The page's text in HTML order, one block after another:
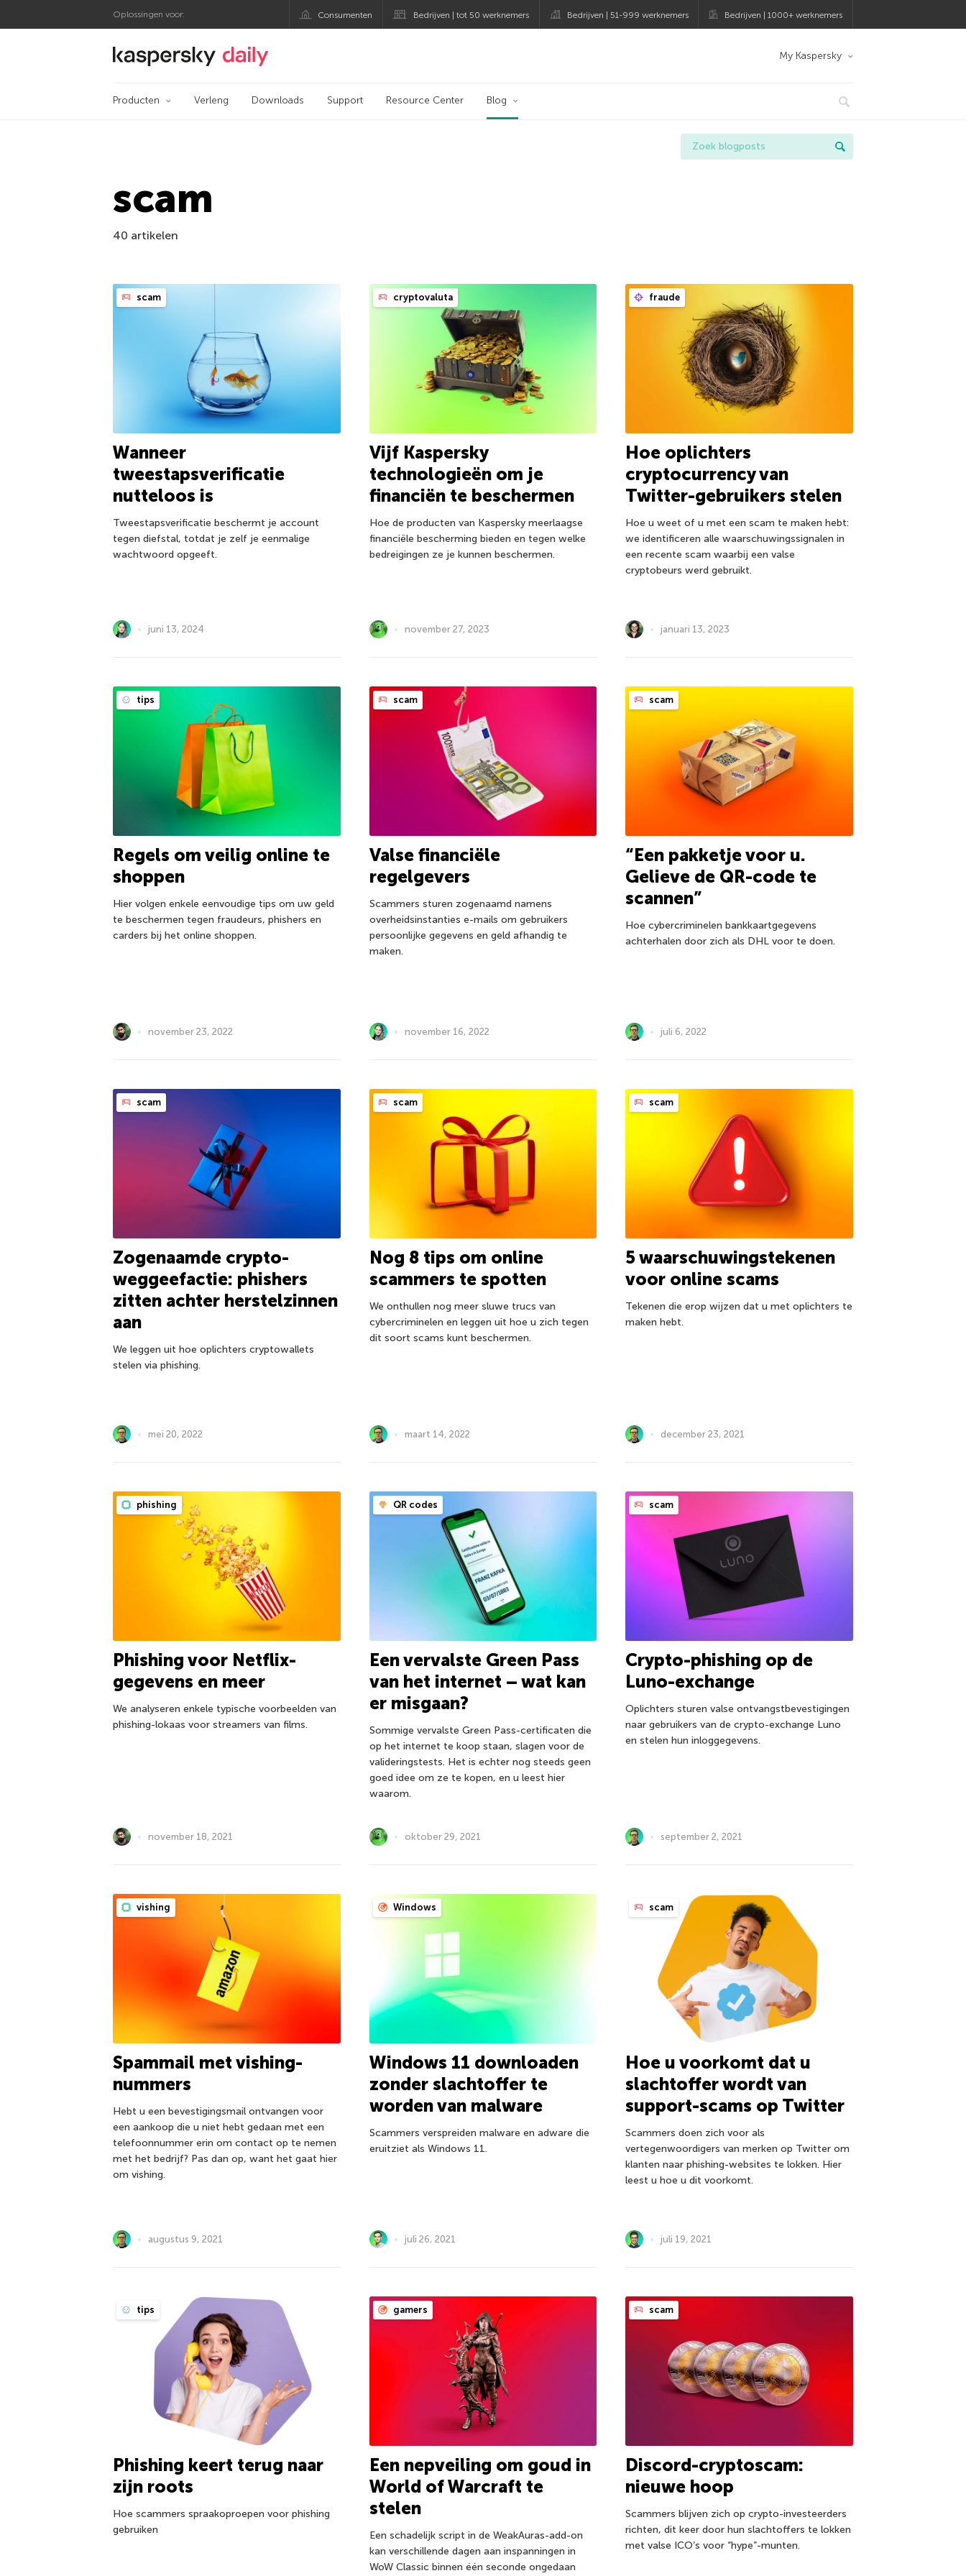
Oplossingen voor: Consumenten Bedrijven | tot 50 werknemers Bedrijven | 51-999 werknemers Bedrijven | 1000+ werknemers
Kaspersky official blog My Kaspersky
Producten Verleng Downloads Support Resource Center Blog
scam
40 artikelen
scam
Wanneer
tweestapsverificatie
nutteloos is
Tweestapsverificatie beschermt je account
tegen diefstal, totdat je zelf je eenmalige
wachtwoord opgeeft.
juni 13, 2024
cryptovaluta
Vijf Kaspersky
technologieën om je
financiën te beschermen
Hoe de producten van Kaspersky meerlaagse
financiële bescherming bieden en tegen welke
bedreigingen ze je kunnen beschermen.
november 27, 2023
fraude
Hoe oplichters
cryptocurrency van
Twitter-gebruikers stelen
Hoe u weet of u met een scam te maken hebt:
we identificeren alle waarschuwingssignalen in
een recente scam waarbij een valse
cryptobeurs werd gebruikt.
januari 13, 2023
tips
Regels om veilig online te
shoppen
Hier volgen enkele eenvoudige tips om uw geld
te beschermen tegen fraudeurs, phishers en
carders bij het online shoppen.
november 23, 2022
scam
Valse financiële
regelgevers
Scammers sturen zogenaamd namens
overheidsinstanties e-mails om gebruikers
persoonlijke gegevens en geld afhandig te
maken.
november 16, 2022
scam
“Een pakketje voor u.
Gelieve de QR-code te
scannen”
Hoe cybercriminelen bankkaartgegevens
achterhalen door zich als DHL voor te doen.
juli 6, 2022
scam
Zogenaamde crypto-
weggeefactie: phishers
zitten achter herstelzinnen
aan
We leggen uit hoe oplichters cryptowallets
stelen via phishing.
mei 20, 2022
scam
Nog 8 tips om online
scammers te spotten
We onthullen nog meer sluwe trucs van
cybercriminelen en leggen uit hoe u zich tegen
dit soort scams kunt beschermen.
maart 14, 2022
scam
5 waarschuwingstekenen
voor online scams
Tekenen die erop wijzen dat u met oplichters te
maken hebt.
december 23, 2021
phishing
Phishing voor Netflix-
gegevens en meer
We analyseren enkele typische voorbeelden van
phishing-lokaas voor streamers van films.
november 18, 2021
QR codes
Een vervalste Green Pass
van het internet – wat kan
er misgaan?
Sommige vervalste Green Pass-certificaten die
op het internet te koop staan, slagen voor de
valideringstests. Het is echter nog steeds geen
goed idee om ze te kopen, en u leest hier
waarom.
oktober 29, 2021
scam
Crypto-phishing op de
Luno-exchange
Oplichters sturen valse ontvangstbevestigingen
naar gebruikers van de crypto-exchange Luno
en stelen hun inloggegevens.
september 2, 2021
vishing
Spammail met vishing-
nummers
Hebt u een bevestigingsmail ontvangen voor
een aankoop die u niet hebt gedaan met een
telefoonnummer erin om contact op te nemen
met het bedrijf? Pas dan op, want het gaat hier
om vishing.
augustus 9, 2021
Windows
Windows 11 downloaden
zonder slachtoffer te
worden van malware
Scammers verspreiden malware en adware die
eruitziet als Windows 11.
juli 26, 2021
scam
Hoe u voorkomt dat u
slachtoffer wordt van
support-scams op Twitter
Scammers doen zich voor als
vertegenwoordigers van merken op Twitter om
klanten naar phishing-websites te lokken. Hier
leest u hoe u dit voorkomt.
juli 19, 2021
tips
Phishing keert terug naar
zijn roots
Hoe scammers spraakoproepen voor phishing
gebruiken
gamers
Een nepveiling om goud in
World of Warcraft te
stelen
Een schadelijk script in de WeakAuras-add-on
kan verschillende dagen aan inspanningen in
WoW Classic binnen één seconde ongedaan
scam
Discord-cryptoscam:
nieuwe hoop
Scammers blijven zich op crypto-investeerders
richten, dit keer door hun slachtoffers te lokken
met valse ICO’s voor “hype”-munten.